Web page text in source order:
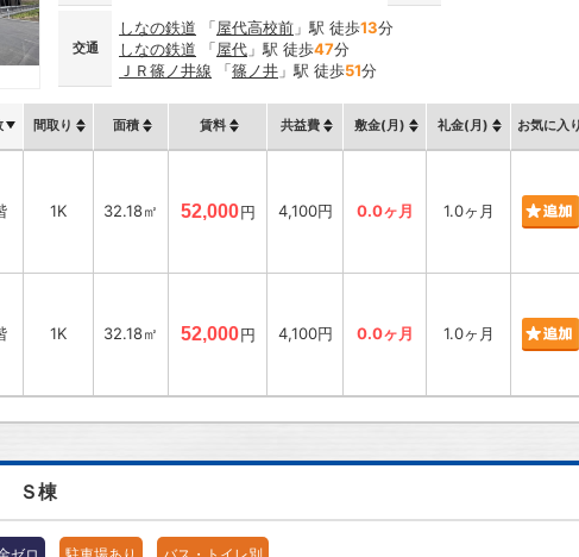
交通
しなの鉄道 「屋代高校前 」駅 徒歩13分
しなの鉄道 「屋代 」駅 徒歩47分
ＪＲ篠ノ井線 「篠ノ井 」駅 徒歩51分
間取り 面積 賃料 共益費 敷金(月) 礼金(月) お気に入り
1K 32.18㎡ 52,000円 4,100円 0.0ヶ月 1.0ヶ月
1K 32.18㎡ 52,000円 4,100円 0.0ヶ月 1.0ヶ月
Ｓ棟